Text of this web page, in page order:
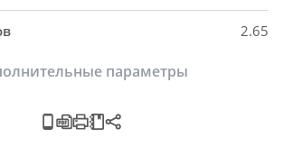
2.65
параметры